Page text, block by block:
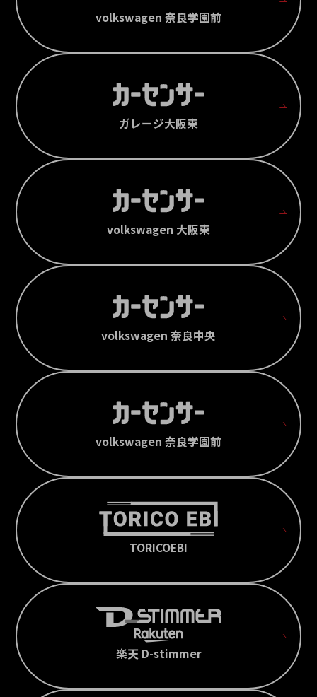
volkswagen 奈良学園前
ガレージ大阪東
volkswagen 大阪東
volkswagen 奈良中央
volkswagen 奈良学園前
TORICOEBI
楽天 D-stimmer